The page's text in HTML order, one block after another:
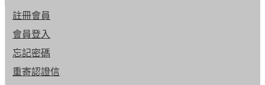
註冊會員
會員登入
忘記密碼
重寄認證信